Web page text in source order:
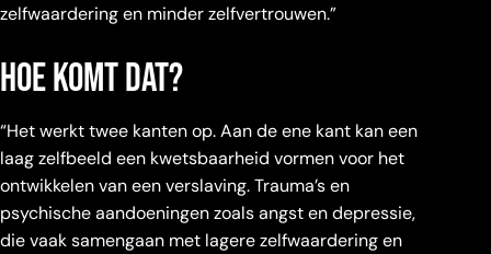
zelfwaardering en minder zelfvertrouwen.”
hoe komt dat?
“Het werkt twee kanten op. Aan de ene kant kan een
laag zelfbeeld een kwetsbaarheid vormen voor het
ontwikkelen van een verslaving. Trauma’s en
psychische aandoeningen zoals angst en depressie,
die vaak samengaan met lagere zelfwaardering en